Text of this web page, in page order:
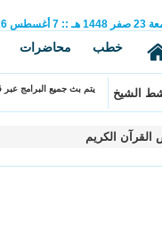
23 صفر 1448 هـ ::
7 أغسطس
خطب محاضرات
الشيخ يتم بث جميع البرامج عبر
الكريم